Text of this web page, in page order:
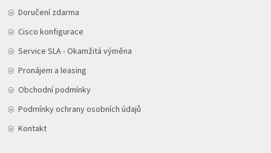
Doručení zdarma
Cisco konfigurace
Service SLA - Okamžitá výměna
Pronájem a leasing
Obchodní podmínky
Podmínky ochrany osobních údajů
Kontakt